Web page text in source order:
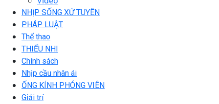
NHỊP SỐNG XỨ TUYÊN
PHÁP LUẬT
Thể thao
THIẾU NHI
Chính sách
Nhịp cầu nhân ái
ỐNG KÍNH PHÓNG VIÊN
Giải trí